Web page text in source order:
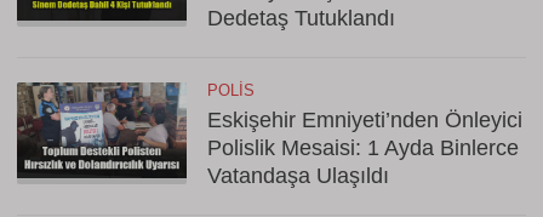
Dedetaş Tutuklandı
POLIS
Eskişehir Emniyeti’nden Önleyici
Polislik Mesaisi: 1 Ayda Binlerce
Vatandaşa Ulaşıldı